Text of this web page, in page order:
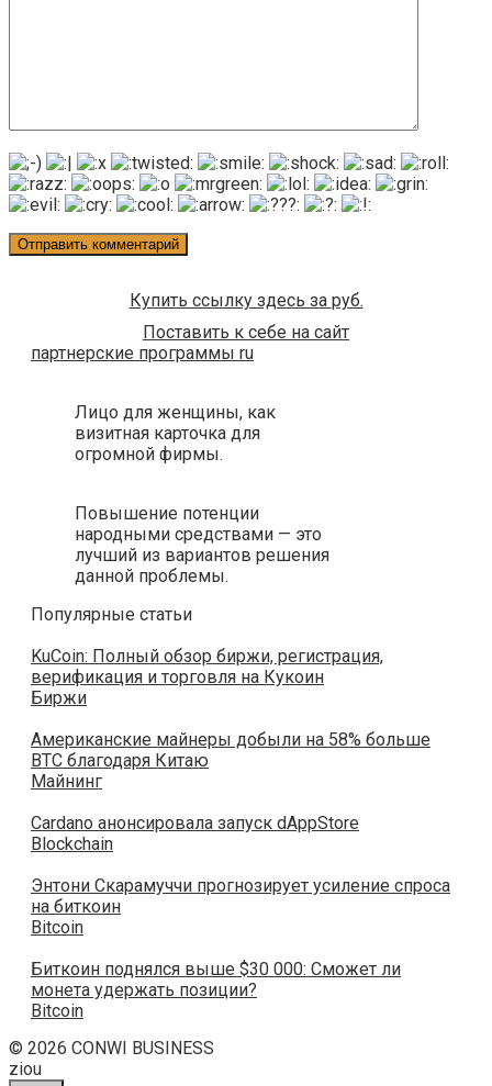
Купить ссылку здесь за руб.
Поставить к себе на сайт
партнерские программы ru
Лицо для женщины, как
визитная карточка для
огромной фирмы.
Повышение потенции
народными средствами — это
лучший из вариантов решения
данной проблемы.
Популярные статьи
KuCoin: Полный обзор биржи, регистрация,
верификация и торговля на Кукоин
Биржи
Американские майнеры добыли на 58% больше
BTC благодаря Китаю
Майнинг
Cardano анонсировала запуск dAppStore
Blockchain
Энтони Скарамуччи прогнозирует усиление спроса
на биткоин
Bitcoin
Биткоин поднялся выше $30 000: Сможет ли
монета удержать позиции?
Bitcoin
© 2026 CONWI BUSINESS
ziou